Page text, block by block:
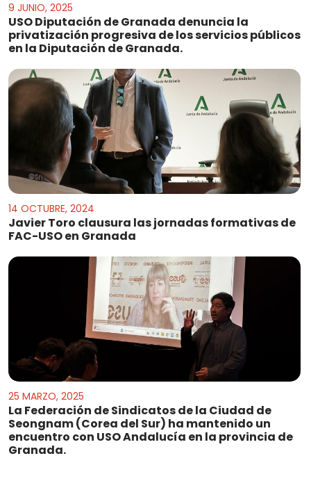
9 JUNIO, 2025
USO Diputación de Granada denuncia la
privatización progresiva de los servicios públicos
en la Diputación de Granada.
14 OCTUBRE, 2024
Javier Toro clausura las jornadas formativas de
FAC-USO en Granada
25 MARZO, 2025
La Federación de Sindicatos de la Ciudad de
Seongnam (Corea del Sur) ha mantenido un
encuentro con USO Andalucía en la provincia de
Granada.